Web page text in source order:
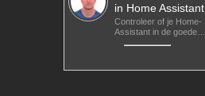
in Home Assistant
Controleer of je Home-
Assistant in de goede…